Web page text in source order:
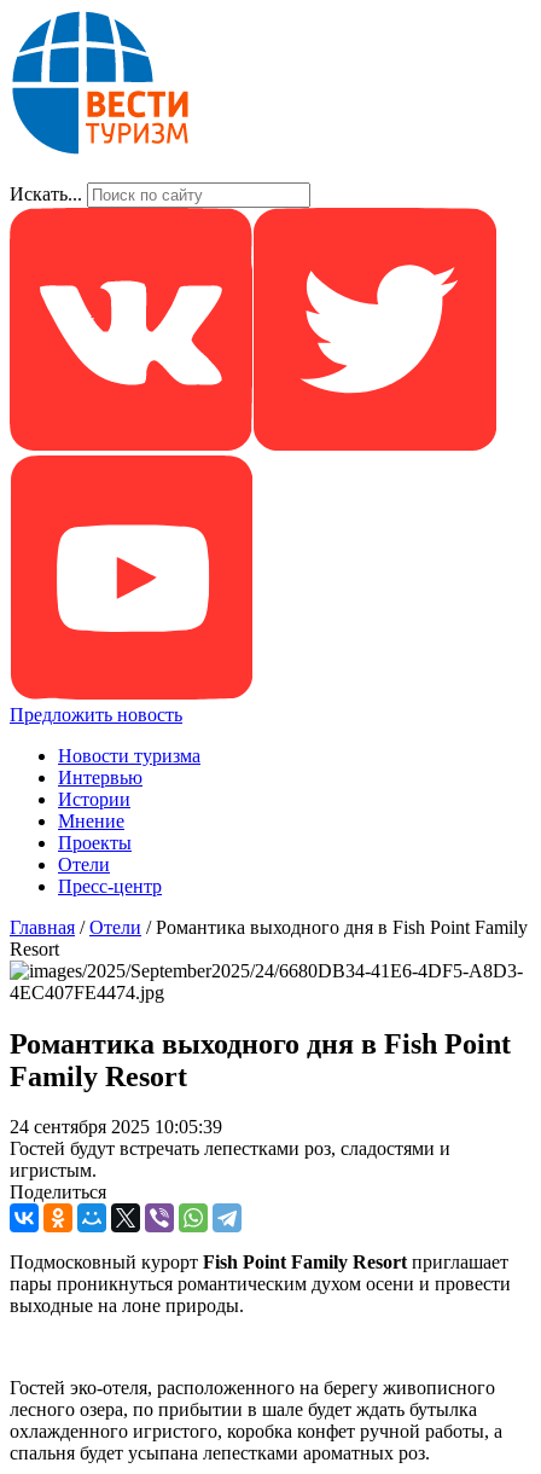
Искать...
Предложить новость
Новости туризма
Интервью
Истории
Мнение
Проекты
Отели
Пресс-центр
Главная /Отели /Романтика выходного дня в Fish Point Family
Resort
Романтика выходного дня в Fish Point
Family Resort
24 сентября 2025 10:05:39
Гостей будут встречать лепестками роз, сладостями и
игристым.
Поделиться
Подмосковный курорт Fish Point Family Resortприглашает
пары проникнуться романтическим духом осени и провести
выходные на лоне природы.
Гостей эко-отеля, расположенного на берегу живописного
лесного озера, по прибытии в шале будет ждать бутылка
охлажденного игристого, коробка конфет ручной работы, а
спальня будет усыпана лепестками ароматных роз.